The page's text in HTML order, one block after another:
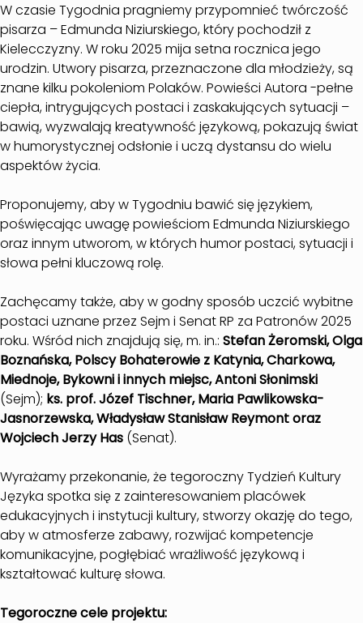
W czasie Tygodnia pragniemy przypomnieć twórczość
pisarza – Edmunda Niziurskiego, który pochodził z
Kielecczyzny. W roku 2025 mija setna rocznica jego
urodzin. Utwory pisarza, przeznaczone dla młodzieży, są
znane kilku pokoleniom Polaków. Powieści Autora -pełne
ciepła, intrygujących postaci i zaskakujących sytuacji –
bawią, wyzwalają kreatywność językową, pokazują świat
w humorystycznej odsłonie i uczą dystansu do wielu
aspektów życia.
Proponujemy, aby w Tygodniu bawić się językiem,
poświęcając uwagę powieściom Edmunda Niziurskiego
oraz innym utworom, w których humor postaci, sytuacji i
słowa pełni kluczową rolę.
Zachęcamy także, aby w godny sposób uczcić wybitne
postaci uznane przez Sejm i Senat RP za Patronów 2025
roku. Wśród nich znajdują się, m. in.: Stefan Żeromski, Olga
Boznańska, Polscy Bohaterowie z Katynia, Charkowa,
Miednoje, Bykowni i innych miejsc, Antoni Słonimski
(Sejm); ks. prof. Józef Tischner, Maria Pawlikowska-
Jasnorzewska, Władysław Stanisław Reymont oraz
Wojciech Jerzy Has (Senat).
Wyrażamy przekonanie, że tegoroczny Tydzień Kultury
Języka spotka się z zainteresowaniem placówek
edukacyjnych i instytucji kultury, stworzy okazję do tego,
aby w atmosferze zabawy, rozwijać kompetencje
komunikacyjne, pogłębiać wrażliwość językową i
kształtować kulturę słowa.
Tegoroczne cele projektu: